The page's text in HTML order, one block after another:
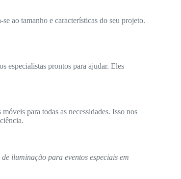
ao tamanho e características do seu projeto.
especialistas prontos para ajudar. Eles
para todas as necessidades. Isso nos
iluminação para eventos especiais em